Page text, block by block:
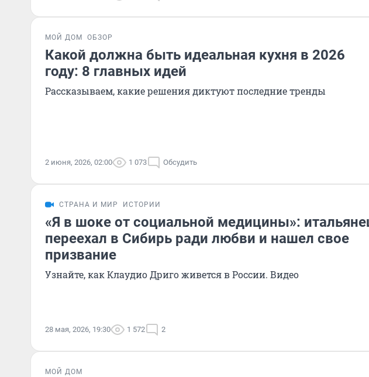
МОЙ ДОМ ОБЗОР
Какой должна быть идеальная кухня в 2026
году: 8 главных идей
Рассказываем, какие решения диктуют последние тренды
2 июня, 2026, 02:00 1 073 Обсудить
СТРАНА И МИР ИСТОРИИ
«Я в шоке от социальной медицины»:
переехал в Сибирь ради любви и нашел свое
призвание
Узнайте, как Клаудио Дриго живется в России. Видео
28 мая, 2026, 19:30 1 572 2
МОЙ ДОМ